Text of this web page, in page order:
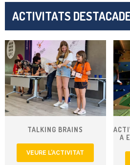
ACTIVITATS
TALKING BRAINS
VEURE L’ACTIVITAT
A